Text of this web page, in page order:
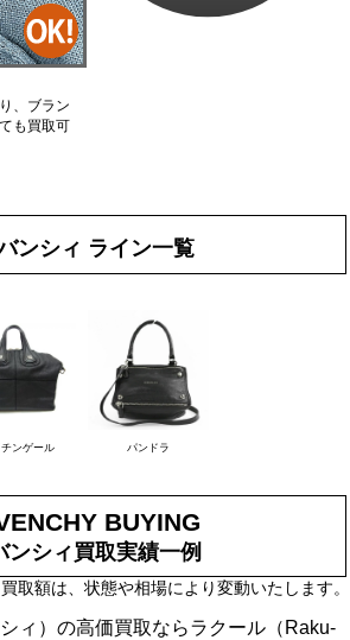
、ブラン
も買取可
ンシィ ライン一覧
ンゲール パンドラ
BUYING
ンシィ買取実績一例
取額は、状態や相場により変動いたします。
ィ）の高価買取ならラクール（Raku-